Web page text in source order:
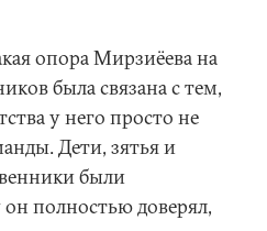
опора Мирзиёева на
была связана с тем,
у него просто не
Дети, зятья и
были
полностью доверял,